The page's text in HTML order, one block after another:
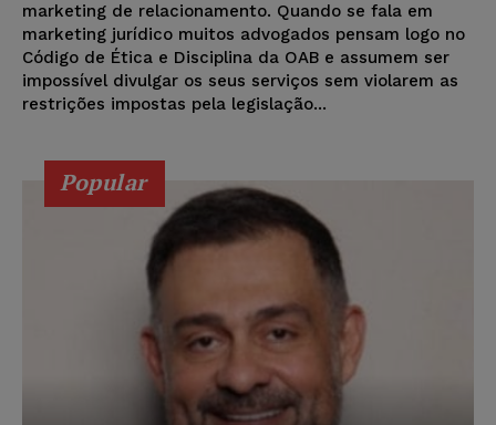
marketing de relacionamento. Quando se fala em
marketing jurídico muitos advogados pensam logo no
Código de Ética e Disciplina da OAB e assumem ser
impossível divulgar os seus serviços sem violarem as
restrições impostas pela legislação...
Popular